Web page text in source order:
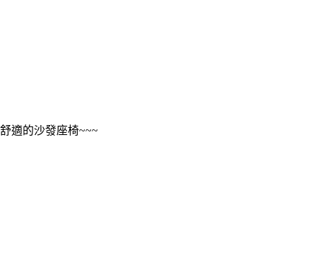
舒適的沙發座椅~~~